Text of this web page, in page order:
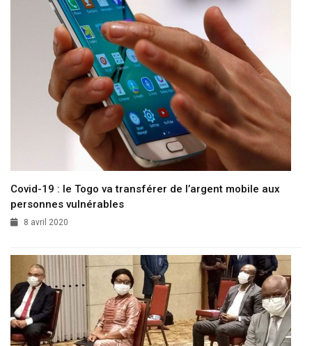
Covid-19 : le Togo va transférer de l’argent mobile aux
personnes vulnérables
8 avril 2020